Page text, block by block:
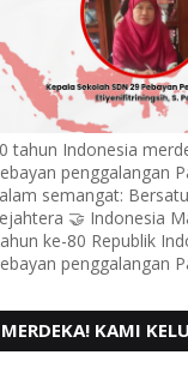
tahun Indonesia
penggalangan
semangat:
🤝 Indonesia
ke-80 Republik
penggalangan
MERDEKA! KAMI